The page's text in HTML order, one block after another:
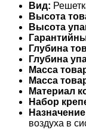
Вид:
Высота
Высота
Глубина
Глубина
Масса
Масса
Материал
Набор
воздуха в